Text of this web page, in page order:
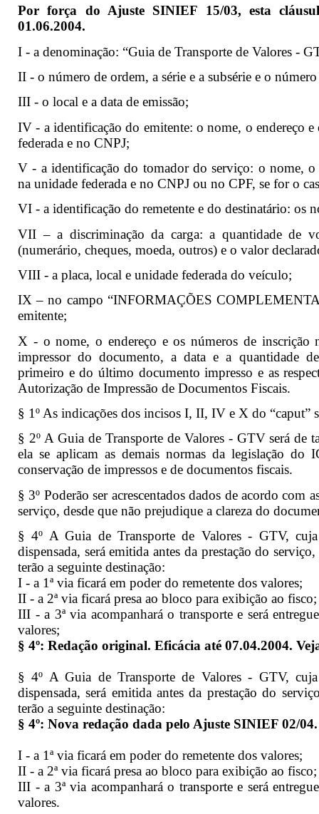
Por força do Ajuste SINIEF 15/03, esta
01.06.2004.
I - a denominação: “Guia de Transporte de Valores -
II - o número de ordem, a série e a subsérie e o
III - o local e a data de emissão;
IV - a identificação do emitente: o nome, o endereço
federada e no CNPJ;
V - a identificação do tomador do serviço: o nome, o
na unidade federada e no CNPJ ou no CPF, se for o
VI - a identificação do remetente e do destinatário: os
VII – a discriminação da carga: a quantidade de
(numerário, cheques, moeda, outros) e o valor
VIII - a placa, local e unidade federada do veículo;
IX – no campo “INFORMAÇÕES
emitente;
X - o nome, o endereço e os números de inscrição
impressor do documento, a data e a quantidade
primeiro e do último documento impresso e as
Autorização de Impressão de Documentos Fiscais.
§ 1º As indicações dos incisos I, II, IV e X do “caput”
§ 2º A Guia de Transporte de Valores - GTV será de
ela se aplicam as demais normas da legislação do
conservação de impressos e de documentos fiscais.
§ 3º Poderão ser acrescentados dados de acordo com
serviço, desde que não prejudique a clareza do
§ 4º A Guia de Transporte de Valores - GTV,
dispensada, será emitida antes da prestação do
terão a seguinte destinação:
I - a 1ª via ficará em poder do remetente dos valores;
II - a 2ª via ficará presa ao bloco para exibição ao fisco;
III - a 3ª via acompanhará o transporte e será
valores;
§ 4º: Redação original. Eficácia até 07.04.2004.
§ 4º A Guia de Transporte de Valores - GTV,
dispensada, será emitida antes da prestação do
terão a seguinte destinação:
§ 4º: Nova redação dada pelo Ajuste SINIEF 02/
I - a 1ª via ficará em poder do remetente dos valores;
II - a 2ª via ficará presa ao bloco para exibição ao fisco;
III - a 3ª via acompanhará o transporte e será
valores.